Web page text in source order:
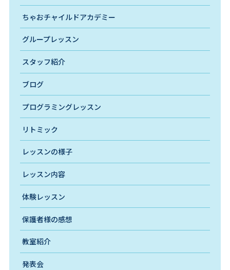
ちゃおチャイルドアカデミー
グループレッスン
スタッフ紹介
ブログ
プログラミングレッスン
リトミック
レッスンの様子
レッスン内容
体験レッスン
保護者様の感想
教室紹介
発表会